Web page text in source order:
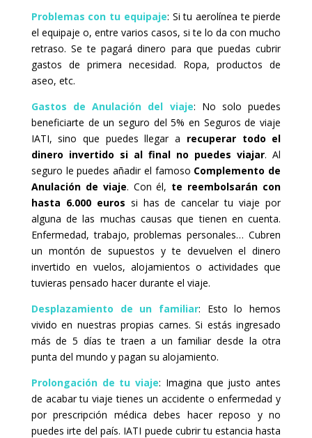
Problemas con tu equipaje: Si tu aerolínea te pierde
el equipaje o, entre varios casos, si te lo da con mucho
retraso. Se te pagará dinero para que puedas cubrir
gastos de primera necesidad. Ropa, productos de
aseo, etc.
Gastos de Anulación del viaje: No solo puedes
beneficiarte de un seguro del 5% en Seguros de viaje
IATI, sino que puedes llegar a recuperar todo el
dinero invertido si al final no puedes viajar. Al
seguro le puedes añadir el famoso Complemento de
Anulación de viaje. Con él, te reembolsarán con
hasta 6.000 euros si has de cancelar tu viaje por
alguna de las muchas causas que tienen en cuenta.
Enfermedad, trabajo, problemas personales… Cubren
un montón de supuestos y te devuelven el dinero
invertido en vuelos, alojamientos o actividades que
tuvieras pensado hacer durante el viaje.
Desplazamiento de un familiar: Esto lo hemos
vivido en nuestras propias carnes. Si estás ingresado
más de 5 días te traen a un familiar desde la otra
punta del mundo y pagan su alojamiento.
Prolongación de tu viaje: Imagina que justo antes
de acabar tu viaje tienes un accidente o enfermedad y
por prescripción médica debes hacer reposo y no
puedes irte del país. IATI puede cubrir tu estancia hasta